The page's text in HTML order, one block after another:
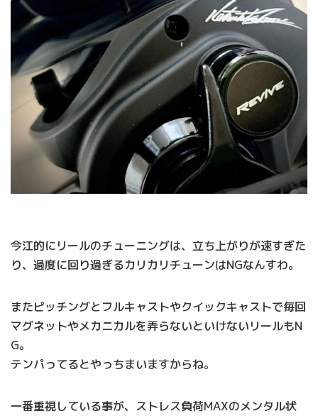
今江的にリールのチューニングは、立ち上がりが速すぎた
り、過度に回り過ぎるカリカリチューンはNGなんすわ。
またピッチングとフルキャストやクイックキャストで毎回
マグネットやメカニカルを弄らないといけないリールもN
G。
テンパってるとやっちまいますからね。
一番重視している事が、ストレス負荷MAXのメンタル状